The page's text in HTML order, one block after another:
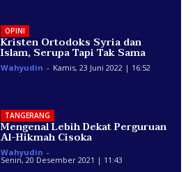
OPINI
Kristen Ortodoks Syria dan
Islam, Serupa Tapi Tak Sama
Wahyudin - Kamis, 23 Juni 2022 | 16:52
TANGERANG
Mengenal Lebih Dekat Perguruan
Al-Hikmah Cisoka
Wahyudin -
Senin, 20 Desember 2021 | 11:43